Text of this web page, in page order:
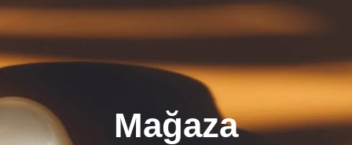
Mağaza